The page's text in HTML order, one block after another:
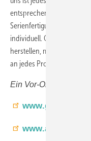
entsprechen muss.
Serienfertigung, sondern
individuell. Ob wir für
herstellen, macht damit im
an jedes Projekt mit
Ein Vor-Ort-Beitrag
www.gutbrod-
www.adler-